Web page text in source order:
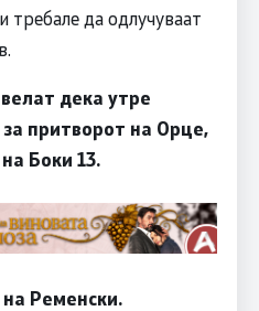
требале да одлучуваат
дека утре
притворот на Орце,
Боки 13.
Ременски.